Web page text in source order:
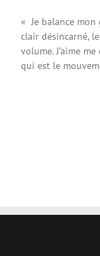
« Je balance mon
clair désincarné,
volume. J’aime
qui est le